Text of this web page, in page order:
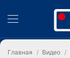
Главная Видео